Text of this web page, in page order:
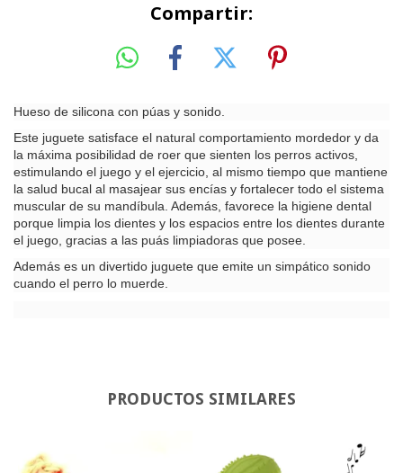
Compartir:
Hueso de silicona con púas y sonido.
Este juguete satisface el natural comportamiento mordedor y da
la máxima posibilidad de roer que sienten los perros activos,
estimulando el juego y el ejercicio, al mismo tiempo que mantiene
la salud bucal al masajear sus encías y fortalecer todo el sistema
muscular de su mandíbula. Además, favorece la higiene dental
porque limpia los dientes y los espacios entre los dientes durante
el juego, gracias a las puás limpiadoras que posee.
Además es un divertido juguete que emite un simpático sonido
cuando el perro lo muerde.
PRODUCTOS SIMILARES